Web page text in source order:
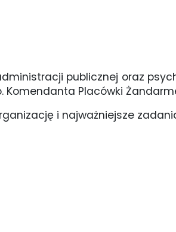
publicznej oraz
Placówki
i najważniejsze